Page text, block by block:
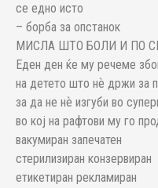
се едно исто
– борба за опстанок
МИСЛА ШТО БОЛИ И ПО
Еден ден ќе му речеме
на детето што нѐ држи за
за да не нѐ изгуби во
во кој на рафтови му го
вакумиран запечатен
стерилизиран конзервиран
етикетиран рекламиран